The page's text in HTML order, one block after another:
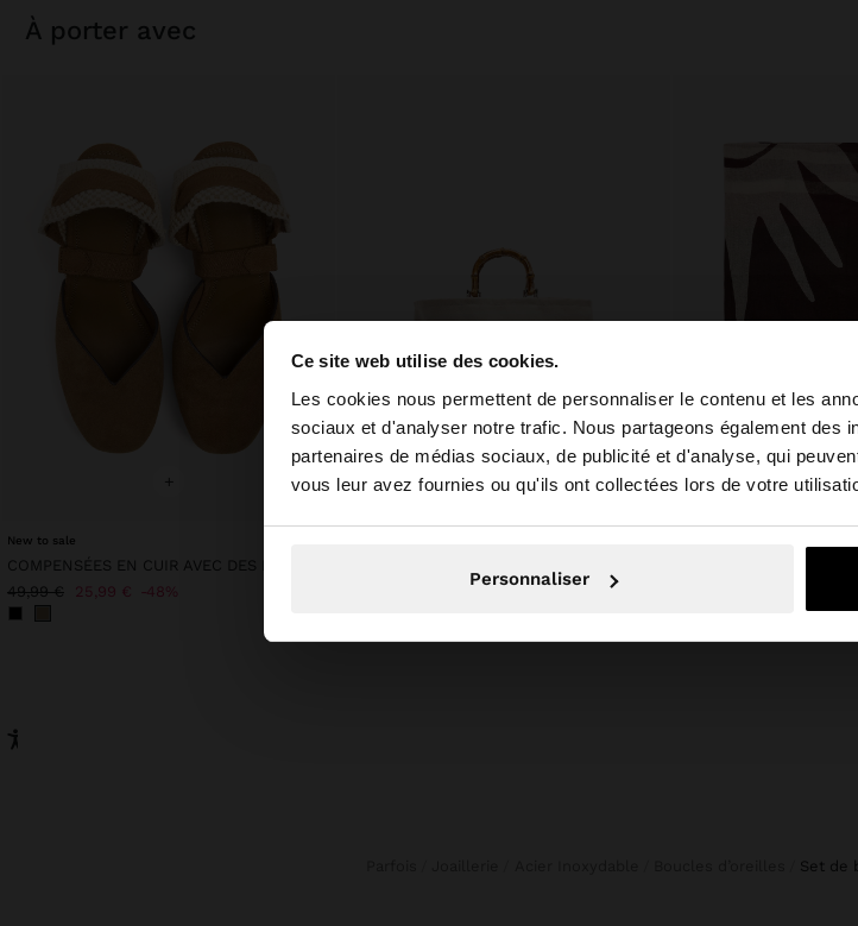
Ce site web utilise des cookies.
Les cookies nous permettent de personnaliser le contenu et les
sociaux et d'analyser notre trafic. Nous partageons également des
partenaires de médias sociaux, de publicité et d'analyse, qui
vous leur avez fournies ou qu'ils ont collectées lors de votre
Personnaliser
bonjour
Vous accédez au site depuis Luxembourg. Voulez-
Non, je souhaite rester sur
à porter avec
+
New to sale
49,99 € 25,99 € 48%
+ +
set